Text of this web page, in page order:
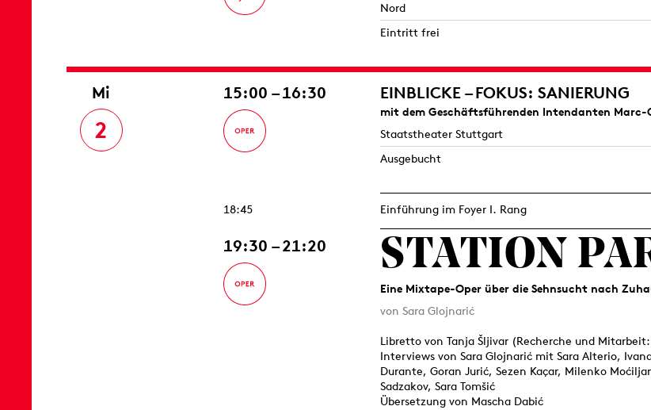
Nord
Eintritt frei
Mi
2
15:00 – 16:30 EINBLICKE – FOKUS: SANIERUNG
mit dem Geschäftsführenden Intendanten Marc-
Staatstheater Stuttgart
Ausgebucht
18:45 Einführung im Foyer I. Rang
19:30 – 21:20 STATION
Eine Mixtape-Oper über die Sehnsucht nach
von Sara Glojnarić
Libretto von Tanja Šljivar (Recherche und
Interviews von Sara Glojnarić mit Sara Alterio,
Durante, Goran Jurić, Sezen Kaçar, Milenko
Sadzakov, Sara Tomšić
Übersetzung von Mascha Dabić